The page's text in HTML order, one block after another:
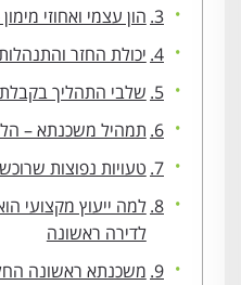
הון עצמי ואחוזי
יכולת החזר
שלבי התהליך
תמהיל משכנתא –
טעויות נפוצות
למה ייעוץ מקצועי
לדירה ראשונה
משכנתא ראשונה